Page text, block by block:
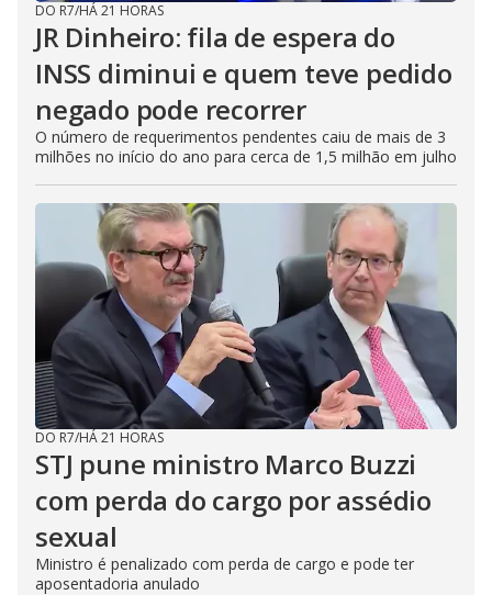
DO R7/HÁ 21 HORAS
JR Dinheiro: fila de espera do
INSS diminui e quem teve pedido
negado pode recorrer
O número de requerimentos pendentes caiu de mais de 3
milhões no início do ano para cerca de 1,5 milhão em julho
DO R7/HÁ 21 HORAS
STJ pune ministro Marco Buzzi
com perda do cargo por assédio
sexual
Ministro é penalizado com perda de cargo e pode ter
aposentadoria anulado